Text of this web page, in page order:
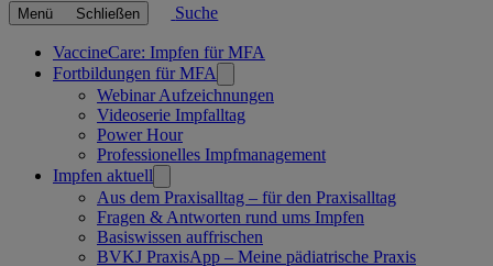
Menü Schließen Suche
Verknüpfte
Seiten
VaccineCare: Impfen für MFA
Fortbildungen für MFA
Webinar Aufzeichnungen
Videoserie Impfalltag
Power Hour
Professionelles Impfmanagement
Impfen aktuell
Aus dem Praxisalltag – für den Praxisalltag
Fragen & Antworten rund ums Impfen
Basiswissen auffrischen
BVKJ PraxisApp – Meine pädiatrische Praxis